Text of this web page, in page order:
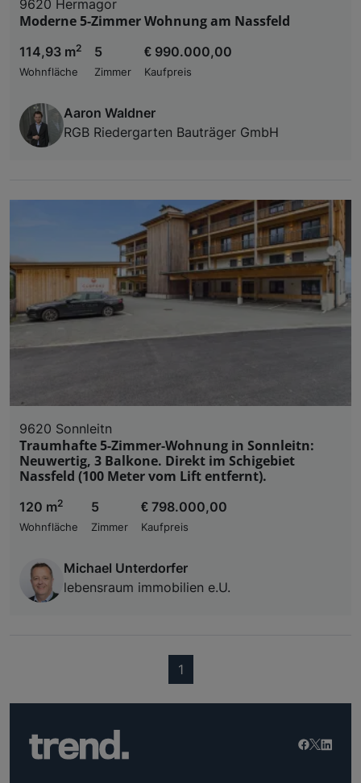
9620 Hermagor
Moderne 5-Zimmer Wohnung am Nassfeld
114,93 m2
Wohnfläche
5
Zimmer
€ 990.000,00
Kaufpreis
Aaron Waldner
RGB Riedergarten Bauträger GmbH
9620 Sonnleitn
Traumhafte 5-Zimmer-Wohnung in Sonnleitn:
Neuwertig, 3 Balkone. Direkt im Schigebiet
Nassfeld (100 Meter vom Lift entfernt).
120 m2
Wohnfläche
5
Zimmer
€ 798.000,00
Kaufpreis
Michael Unterdorfer
lebensraum immobilien e.U.
1(current)